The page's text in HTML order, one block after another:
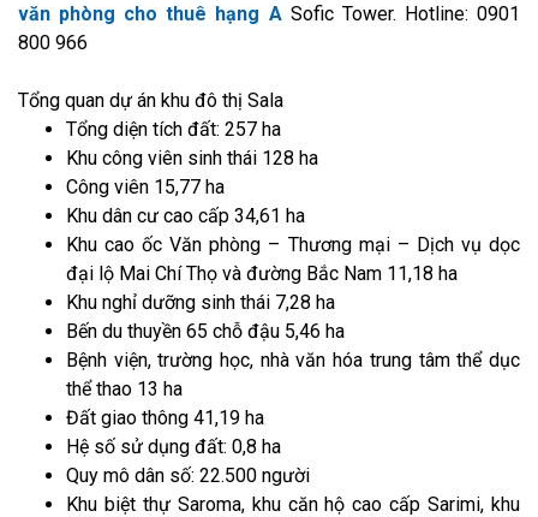
văn phòng cho thuê hạng ASofic Tower. Hotline: 0901
800 966
Tổng quan dự án khu đô thị Sala
Tổng diện tích đất: 257 ha
Khu công viên sinh thái 128 ha
Công viên 15,77 ha
Khu dân cư cao cấp 34,61 ha
Khu cao ốc Văn phòng – Thương mại – Dịch vụ dọc
đại lộ Mai Chí Thọ và đường Bắc Nam 11,18 ha
Khu nghỉ dưỡng sinh thái 7,28 ha
Bến du thuyền 65 chỗ đậu 5,46 ha
Bệnh viện, trường học, nhà văn hóa trung tâm thể dục
thể thao 13 ha
Đất giao thông 41,19 ha
Hệ số sử dụng đất: 0,8 ha
Quy mô dân số: 22.500 người
Khu biệt thự Saroma, khu căn hộ cao cấp Sarimi, khu